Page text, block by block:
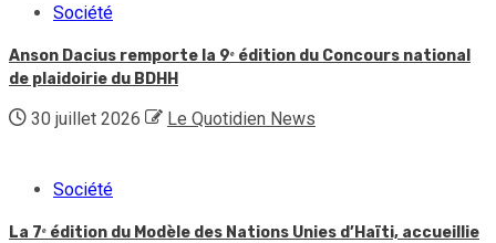
Société
Anson Dacius remporte la 9ᵉ édition du Concours national
de plaidoirie du BDHH
30 juillet 2026 Le Quotidien News
Société
La 7ᵉ édition du Modèle des Nations Unies d’Haïti, accueillie